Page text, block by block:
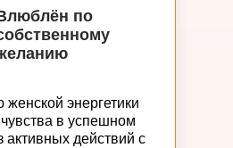
по
энергетики
чувства в успешном
активных действий с